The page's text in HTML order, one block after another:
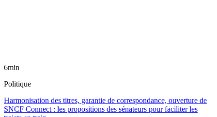
6min
Politique
Harmonisation des titres, garantie de correspondance, ouverture de
SNCF Connect : les propositions des sénateurs pour faciliter les